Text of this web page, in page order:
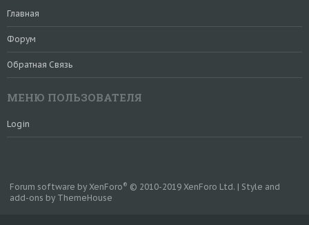
Главная
Форум
Обратная Связь
МЕНЮ ПОЛЬЗОВАТЕЛЯ
Login
Forum software by XenForo® © 2010-2019 XenForo Ltd. | Style and
add-ons by ThemeHouse